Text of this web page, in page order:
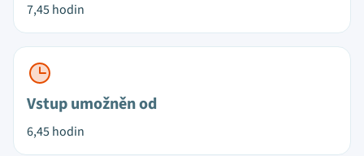
7,45 hodin
Vstup umožněn od
6,45 hodin